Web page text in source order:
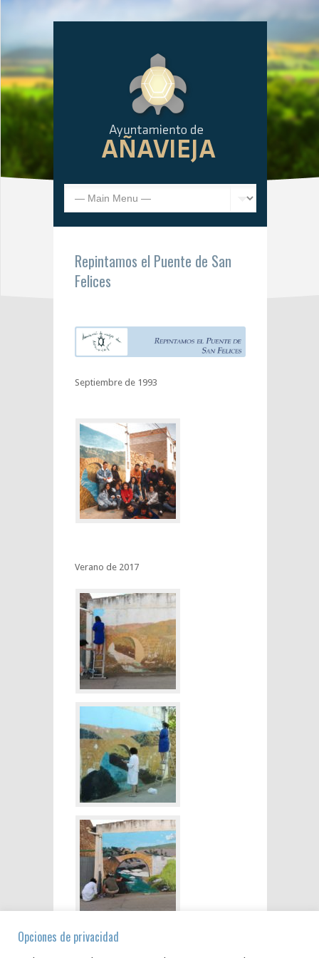
Repintamos el Puente de San
Felices
Septiembre de 1993
Verano de 2017
Opciones de privacidad